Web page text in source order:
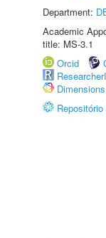
Department:
Academic
title: MS-3.1
Orcid
Dimensions